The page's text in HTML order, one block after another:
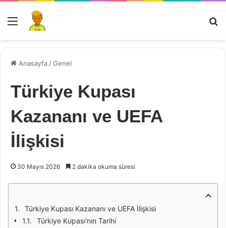
Menü
Anasayfa /Genel
Türkiye Kupası
Kazananı ve UEFA
İlişkisi
30 Mayıs 2026 2 dakika okuma süresi
Türkiye Kupası Kazananı ve UEFA İlişkisi
Türkiye Kupası'nın Tarihi